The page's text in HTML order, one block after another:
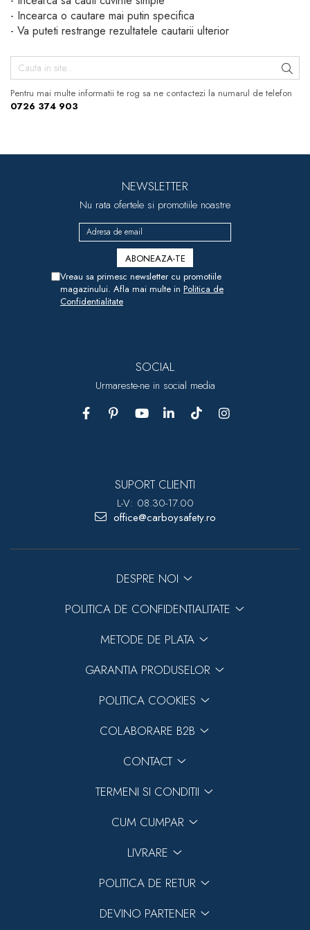
Produse de protecție
mobilier industrial
Cărucioare copii
Accesorii Cărucioare
Set protecții copii
Scaune auto copii
Siguranță auto copii
camera copiilor
Incălzitoare biberoane
Termosuri, recipiente
mâncare pentru copii
Termometre copii
Căști antifonice copii și
Jocuri de familie sau grup
motociclete
Jocuri de pictura si desen
Jucarii muzicale
- Incearca o cautare mai putin specifica
- Va puteti restrange rezultatele cautarii ulterior
Pentru mai multe informatii te rog sa ne contactezi la numarul de telefon
0726 374 903
NEWSLETTER
Nu rata ofertele si promotiile noastre
Vreau sa primesc newsletter cu promotiile
magazinului. Afla mai multe in Politica de
Confidentialitate
SOCIAL
Urmareste-ne in social media
SUPORT CLIENTI
L-V: 08.30-17.00
office@carboysafety.ro
DESPRE NOI
POLITICA DE CONFIDENTIALITATE
METODE DE PLATA
GARANTIA PRODUSELOR
POLITICA COOKIES
COLABORARE B2B
CONTACT
TERMENI SI CONDITII
CUM CUMPAR
LIVRARE
POLITICA DE RETUR
DEVINO PARTENER